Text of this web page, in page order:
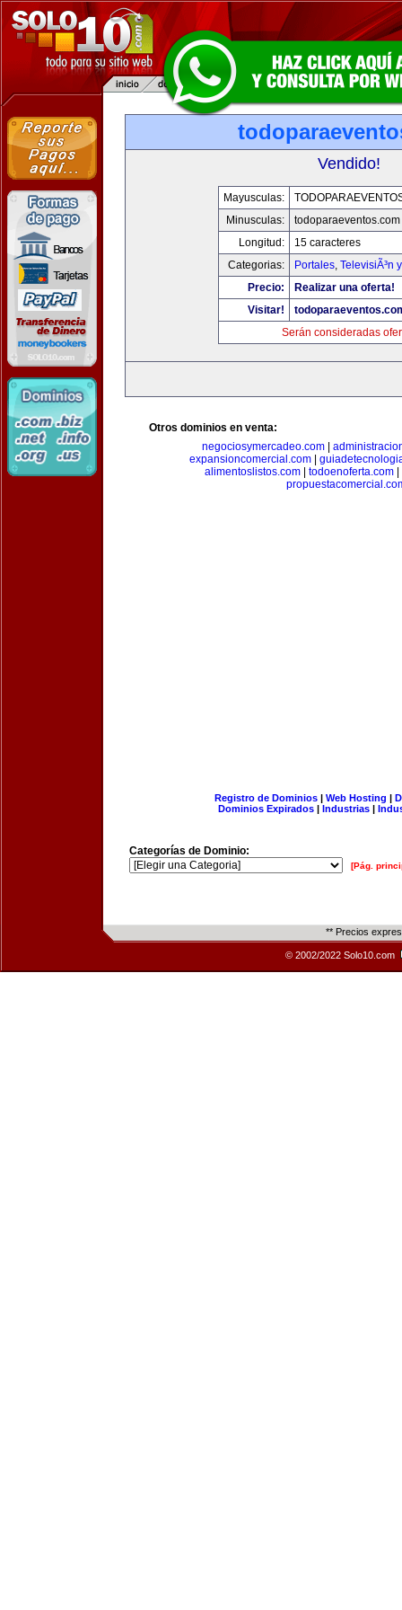
Vendido!
Mayusculas:
Minusculas:
todoparaeventos.com
Longitud:
15 caracteres
Categorias:
Portales, TelevisiÃ³n
Precio:
Realizar una oferta!
Visitar!
Serán consideradas
Otros dominios en venta:
negociosymercadeo.com|
expansioncomercial.com|
alimentoslistos.com| todoenoferta.com|
Registro de Dominios| Web Hosting |
Dominios Expirados | Industrias |
Categorías de Dominio:
[Pág.
** Precios
© 2002/2022 Solo10.com